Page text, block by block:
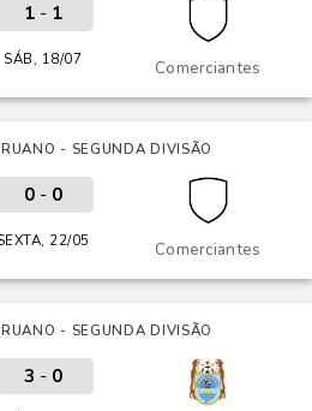
Comerciantes
1- 1
SÁB, 18/07
- SEGUNDA DIVISÃO
Comerciantes
0- 0
22/05
- SEGUNDA DIVISÃO
3 - 0